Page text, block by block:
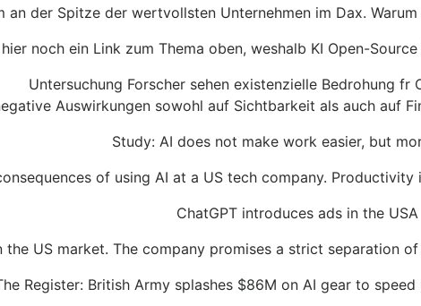
an der Spitze der wertvollsten Unternehmen im Dax.
hier noch ein Link zum Thema oben, weshalb KI Open-
Untersuchung Forscher sehen existenzielle Bedrohung fr
Auswirkungen sowohl auf Sichtbarkeit als auch auf
Study: AI does not make work easier, but
of using AI at a US tech company.
ChatGPT introduces ads in the USA
US market. The company promises a strict separation
Register: British Army splashes $86M on AI gear to